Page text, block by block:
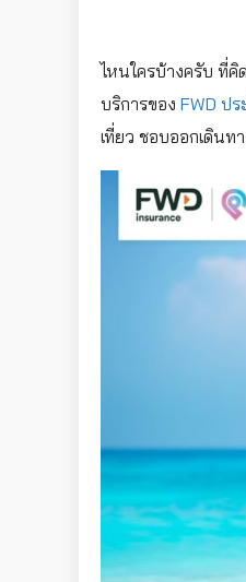
ไหนใครบ้างครับ ที่
บริการของ FWD ป
เที่ยว ชอบออกเดินท